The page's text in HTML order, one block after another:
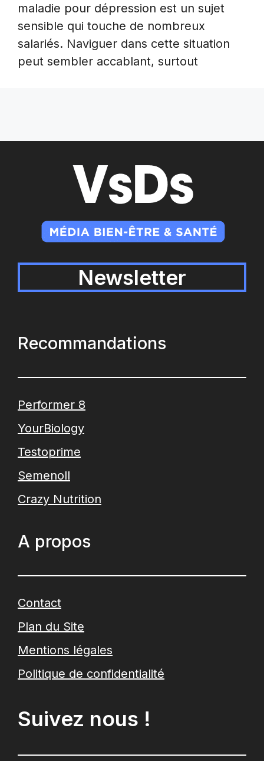
maladie pour dépression est un sujet
sensible qui touche de nombreux
salariés. Naviguer dans cette situation
peut sembler accablant, surtout
Newsletter
Recommandations
Performer 8
YourBiology
Testoprime
Semenoll
Crazy Nutrition
A propos
Contact
Plan du Site
Mentions légales
Politique de confidentialité
Suivez nous !